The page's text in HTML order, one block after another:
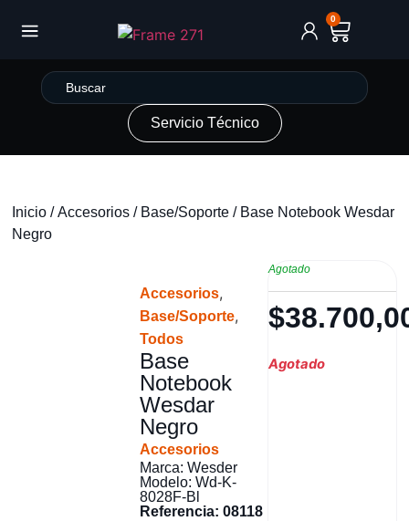
0
Servicio Técnico
Inicio /Accesorios / Base/Soporte / Base Notebook Wesdar
Negro
Accesorios,
Base/Soporte,
Todos
Base
Notebook
Wesdar
Negro
Accesorios
Marca: Wesder
Modelo: Wd-K-
8028F-Bl
Referencia: 08118
Agotado
$
Agotado